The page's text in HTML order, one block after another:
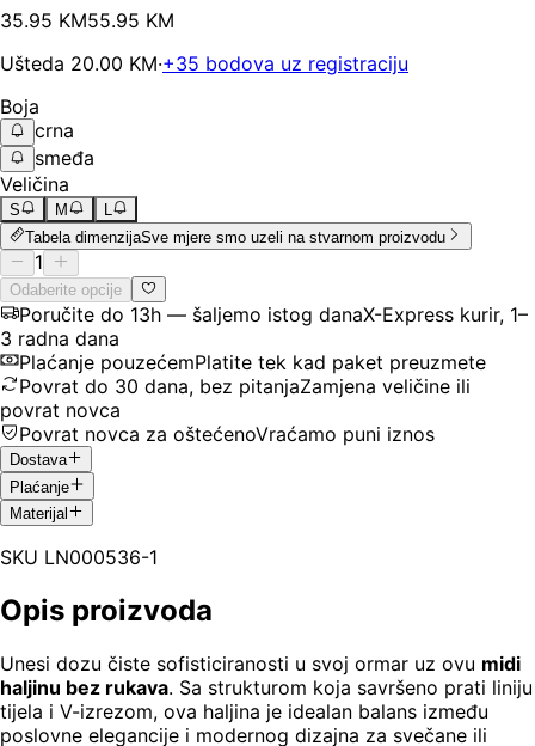
35.95 KM55.95 KM
Ušteda 20.00 KM·+35 bodova uz registraciju
Boja
crna
smeđa
Veličina
S M
L
Tabela dimenzijaSve mjere smo uzeli na stvarnom proizvodu
1
Odaberite opcije
Poručite do 13h — šaljemo istog danaX-Express kurir, 1–
3 radna dana
Plaćanje pouzećemPlatite tek kad paket preuzmete
Povrat do 30 dana, bez pitanjaZamjena veličine ili
povrat novca
Povrat novca za oštećenoVraćamo puni iznos
Dostava
Plaćanje
Materijal
SKU LN000536-1
Opis proizvoda
Unesi dozu čiste sofisticiranosti u svoj ormar uz ovu midi
haljinu bez rukava. Sa strukturom koja savršeno prati liniju
tijela i V-izrezom, ova haljina je idealan balans između
poslovne elegancije i modernog dizajna za svečane ili